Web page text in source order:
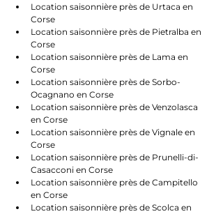
Location saisonnière près de Urtaca en
Corse
Location saisonnière près de Pietralba en
Corse
Location saisonnière près de Lama en
Corse
Location saisonnière près de Sorbo-
Ocagnano en Corse
Location saisonnière près de Venzolasca
en Corse
Location saisonnière près de Vignale en
Corse
Location saisonnière près de Prunelli-di-
Casacconi en Corse
Location saisonnière près de Campitello
en Corse
Location saisonnière près de Scolca en